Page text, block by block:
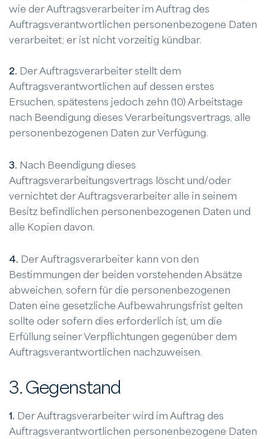
wie der Auftragsverarbeiter im Auftrag des
Auftragsverantwortlichen personenbezogene Daten
verarbeitet; er ist nicht vorzeitig kündbar.
2. Der Auftragsverarbeiter stellt dem
Auftragsverantwortlichen auf dessen erstes
Ersuchen, spätestens jedoch zehn (10) Arbeitstage
nach Beendigung dieses Verarbeitungsvertrags, alle
personenbezogenen Daten zur Verfügung.
3. Nach Beendigung dieses
Auftragsverarbeitungsvertrags löscht und/oder
vernichtet der Auftragsverarbeiter alle in seinem
Besitz befindlichen personenbezogenen Daten und
alle Kopien davon.
4. Der Auftragsverarbeiter kann von den
Bestimmungen der beiden vorstehenden Absätze
abweichen, sofern für die personenbezogenen
Daten eine gesetzliche Aufbewahrungsfrist gelten
sollte oder sofern dies erforderlich ist, um die
Erfüllung seiner Verpflichtungen gegenüber dem
Auftragsverantwortlichen nachzuweisen.
3. Gegenstand
1. Der Auftragsverarbeiter wird im Auftrag des
Auftragsverantwortlichen personenbezogene Daten